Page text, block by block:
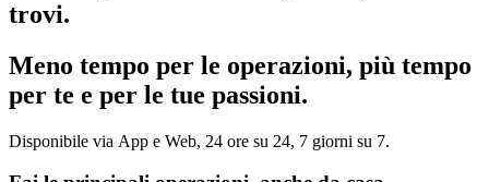
trovi.
Meno tempo per le operazioni, più tempo
per te e per le tue passioni.
Disponibile via App e Web, 24 ore su 24, 7 giorni su 7.